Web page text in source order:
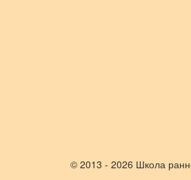
© 2013 - 2026 Школа